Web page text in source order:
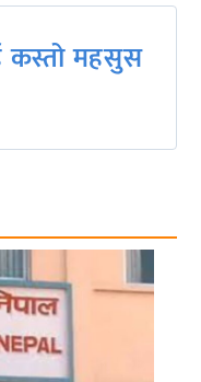
कस्तो महसुस